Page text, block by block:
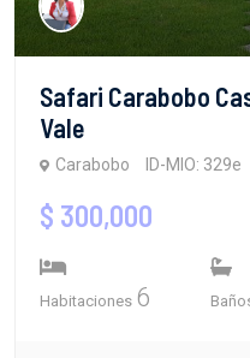
Safari Carabobo
Vale
Carabobo ID-MIO: 329e
$ 300,000
Habitaciones 6